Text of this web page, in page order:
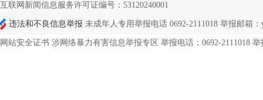
互联网新闻信息服务许可证编号：53120240001
违法和不良信息举报 未成年人专用举报电话 0692-2111018 举报邮箱：
网站安全证书 涉网络暴力有害信息举报专区 举报电话：0692-2111018 举